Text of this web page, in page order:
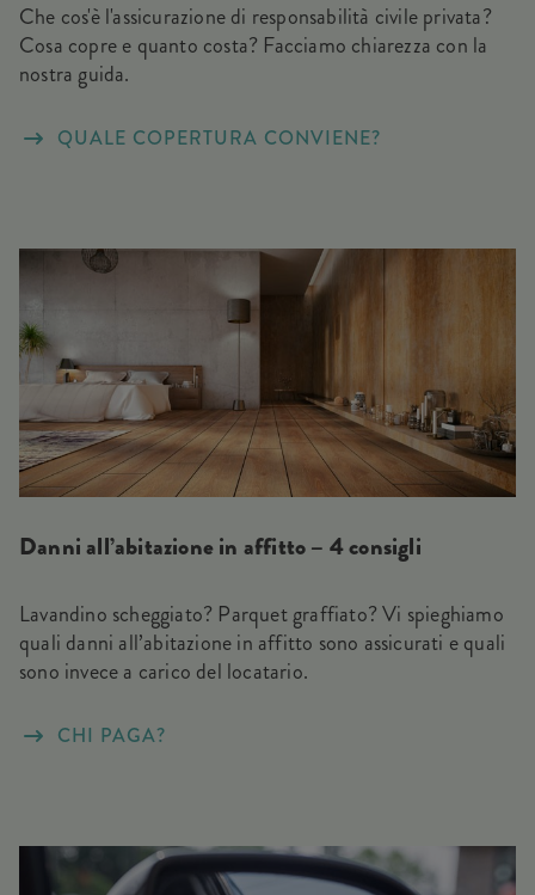
Che cos'è l'assicurazione di responsabilità civile privata?
Cosa copre e quanto costa? Facciamo chiarezza con la
nostra guida.
QUALE COPERTURA CONVIENE?
Danni all’abitazione in affitto – 4 consigli
Lavandino scheggiato? Parquet graffiato? Vi spieghiamo
quali danni all’abitazione in affitto sono assicurati e quali
sono invece a carico del locatario.
CHI PAGA?